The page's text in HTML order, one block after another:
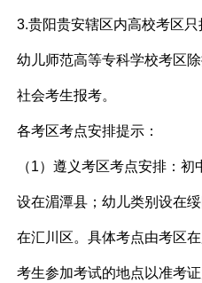
3.贵阳贵安辖区内高校考区
幼儿师范高等专科学校考区
社会考生报考。
各考区考点安排提示：
（1）遵义考区考点安排：
设在湄潭县；幼儿类别设在
在汇川区。具体考点由考区
考生参加考试的地点以准考证